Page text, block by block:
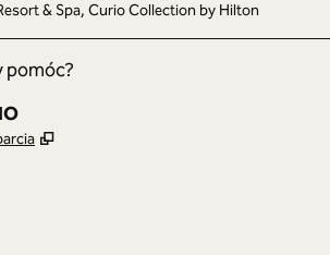
& Spa, Curio Collection by Hilton
pomóc?
,